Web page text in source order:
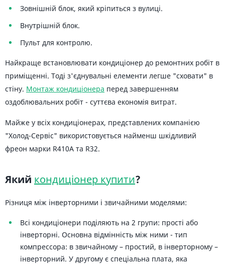
Зовнішній блок, який кріпиться з вулиці.
Внутрішній блок.
Пульт для контролю.
Найкраще встановлювати кондиціонер до ремонтних робіт в
приміщенні. Тоді з'єднувальні елементи легше "сховати" в
стіну. Монтаж кондиціонера перед завершенням
оздоблювальних робіт - суттєва економія витрат.
Майже у всіх кондиціонерах, представлених компанією
"Холод-Сервіс" використовується найменш шкідливий
фреон марки R410А та R32.
Який кондиціонер купити?
Різниця між інверторними і звичайними моделями:
Всі кондиціонери поділяють на 2 групи: прості або
інверторні. Основна відмінність між ними - тип
компрессора: в звичайному – простий, в інверторному –
інверторний. У другому є спеціальна плата, яка